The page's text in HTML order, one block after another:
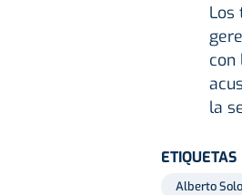
Los
con
la
ETIQUETAS
Alberto